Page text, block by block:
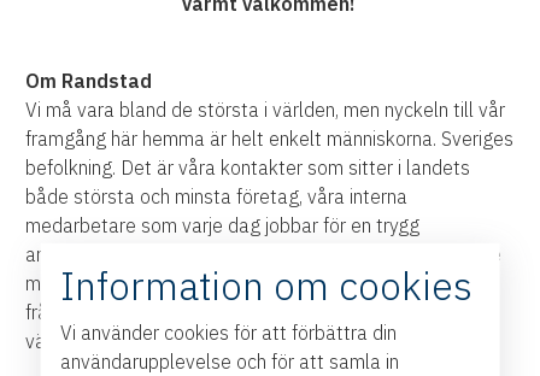
Om Randstad
Vi må vara bland de största i världen, men nyckeln till vår
framgång här hemma är helt enkelt människorna. Sveriges
befolkning. Det är våra kontakter som sitter i landets
både största och minsta företag, våra interna
medarbetare som varje dag jobbar för en trygg
arbetsmarknad med jämställdhet och mångfald, och inte
minst våra konsulter och kandidater som har erfarenhet
från alla olika yrkesområden, branscher och delar av
världen.
Information om cookies
Vi använder cookies för att förbättra din
användarupplevelse och för att samla in